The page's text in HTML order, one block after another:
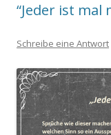
“Jeder ist mal
Schreibe eine Antwort